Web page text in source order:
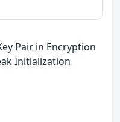
Pair in Encryption
Initialization